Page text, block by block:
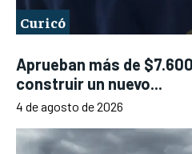
Curicó
Aprueban más de
construir un nuevo...
4 de agosto de 2026